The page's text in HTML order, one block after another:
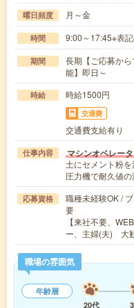
曜日頻度 月～金
時間 9:00～17:45※表記
期間
長期【ご応募か
能】即日～
時給 時給1500円
交通費
交通費支給有り
仕事内容 マシンオペレー
土にセメント粉を
圧力機で耐久値
応募資格
職種未経験OK /
要
【来社不要、
ー、主婦(夫) 大
職場の雰囲気
年齢層
20代